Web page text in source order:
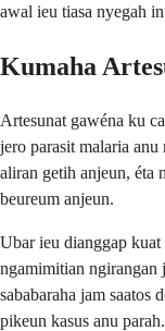
awal ieu tiasa nyegah
Kumaha
Artesunat gawéna ku
jero parasit malaria
aliran getih anjeun, éta
beureum anjeun.
Ubar ieu dianggap kuat
ngamimitian ngirangan
sababaraha jam saatos
pikeun kasus anu parah.